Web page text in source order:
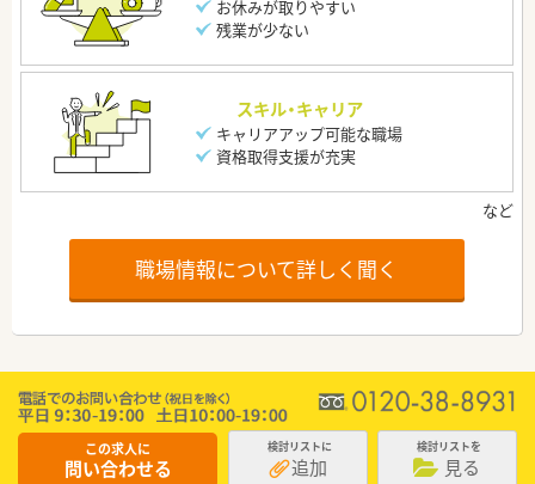
お休みが取りやすい
残業が少ない
スキル・キャリア
キャリアアップ可能な職場
資格取得支援が充実
職場情報について詳しく聞く
この求人に
問い合わせる
検討リストに
追加
検討リストを
見る